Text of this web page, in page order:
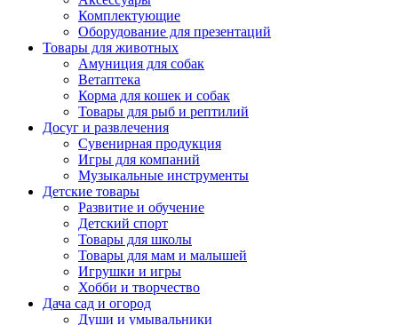
Комплектующие
Оборудование для презентаций
Товары для животных
Амуниция для собак
Ветаптека
Корма для кошек и собак
Товары для рыб и рептилий
Досуг и развлечения
Сувенирная продукция
Игры для компаний
Музыкальные инструменты
Детские товары
Развитие и обучение
Детский спорт
Товары для школы
Товары для мам и малышей
Игрушки и игры
Хобби и творчество
Дача сад и огород
Души и умывальники